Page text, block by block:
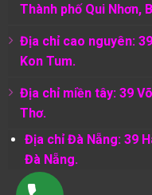
Thành phố Qui Nhơn,
Địa chỉ cao nguyên:
Kon Tum.
Địa chỉ miền tây: 39
Thơ.
Địa chỉ Đà Nẵng: 39
Đà Nẵng.